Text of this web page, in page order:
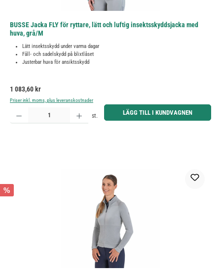
BUSSE Jacka FLY för ryttare, lätt och luftig insektsskyddsjacka med
huva, grå/M
Lätt insektsskydd under varma dagar
Fåll- och sadelskydd på blixtlåset
Justerbar huva för ansiktsskydd
Ordinarie pris:
1 083,60 kr
Priser inkl. moms, plus leveranskostnader
Produktkvantitet: Ange önskat belopp eller använd knapparna för att öka eller minska kvantiteten.
st. LÄGG TILL I KUNDVAGNEN
%